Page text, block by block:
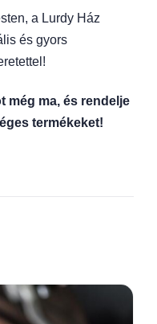
a Lurdy Ház
és gyors
még ma, és rendelje
termékeket!